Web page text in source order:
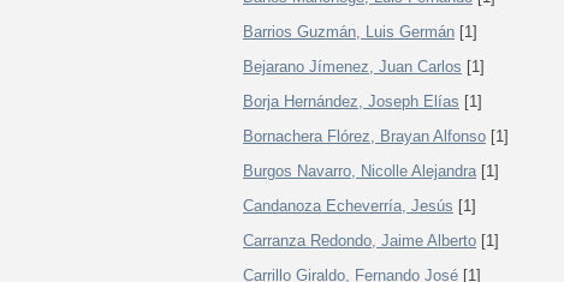
Barrios Guzmán, Luis Germán [1]
Bejarano Jímenez, Juan Carlos [1]
Borja Hernández, Joseph Elías [1]
Bornachera Flórez, Brayan Alfonso [1]
Burgos Navarro, Nicolle Alejandra[1]
Candanoza Echeverría, Jesús [1]
Carranza Redondo, Jaime Alberto [1]
Carrillo Giraldo, Fernando José [1]